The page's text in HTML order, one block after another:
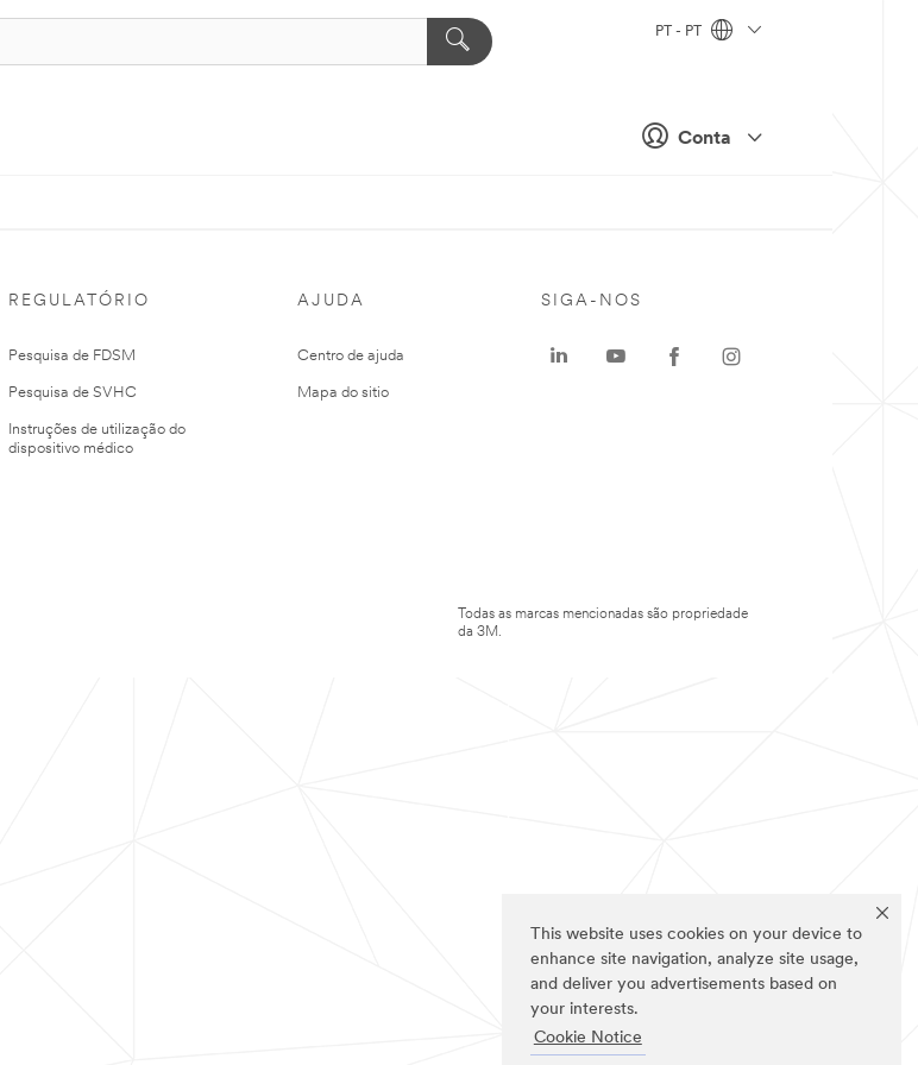
This website uses cookies on your device to
enhance site navigation, analyze site usage,
and deliver you advertisements based on
your interests.
Cookie Notice
Conta
PT - PT
REGULATÓRIO
Pesquisa de FDSM
Pesquisa de SVHC
Instruções de utilização do
dispositivo médico
AJUDA
Centro de ajuda
Mapa do sitio
SIGA-NOS
Todas as marcas mencionadas são propriedade
da 3M.